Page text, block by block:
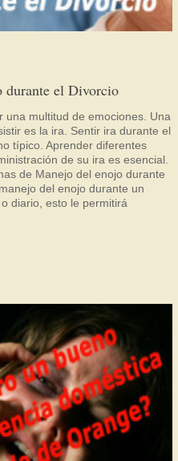
durante el Divorcio
una multitud de emociones. Una
es la ira. Sentir ira durante el
típico. Aprender diferentes
de su ira es esencial.
de Manejo del enojo durante
del enojo durante un
diario, esto le permitirá